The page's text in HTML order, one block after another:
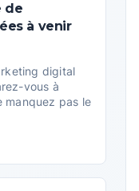
de
à venir
digital
vous à
manquez pas le